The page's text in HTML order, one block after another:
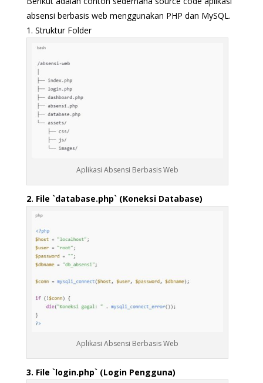
absensi berbasis web menggunakan PHP dan MySQL.
1. Struktur Folder
Aplikasi Absensi Berbasis Web
2. File `database.php` (Koneksi Database)
Aplikasi Absensi Berbasis Web
3. File `login.php` (Login Pengguna)